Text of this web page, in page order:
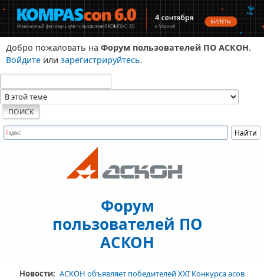
Добро пожаловать на Форум пользователей ПО АСКОН.
Войдите или зарегистрируйтесь.
Форум
пользователей ПО
АСКОН
Новости: АСКОН объявляет победителей XXI Конкурса асов